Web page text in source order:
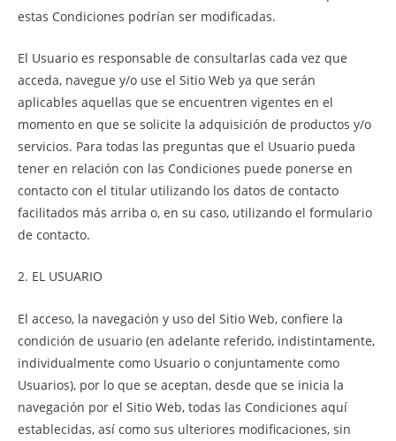
estas Condiciones podrían ser modificadas.
El Usuario es responsable de consultarlas cada vez que
acceda, navegue y/o use el Sitio Web ya que serán
aplicables aquellas que se encuentren vigentes en el
momento en que se solicite la adquisición de productos y/o
servicios. Para todas las preguntas que el Usuario pueda
tener en relación con las Condiciones puede ponerse en
contacto con el titular utilizando los datos de contacto
facilitados más arriba o, en su caso, utilizando el formulario
de contacto.
2. EL USUARIO
El acceso, la navegación y uso del Sitio Web, confiere la
condición de usuario (en adelante referido, indistintamente,
individualmente como Usuario o conjuntamente como
Usuarios), por lo que se aceptan, desde que se inicia la
navegación por el Sitio Web, todas las Condiciones aquí
establecidas, así como sus ulteriores modificaciones, sin